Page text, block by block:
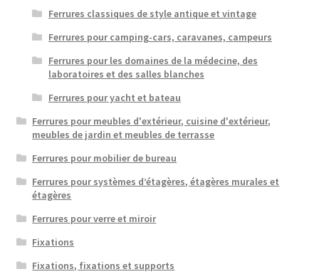
Ferrures classiques de style antique et vintage
Ferrures pour camping-cars, caravanes, campeurs
Ferrures pour les domaines de la médecine, des
laboratoires et des salles blanches
Ferrures pour yacht et bateau
Ferrures pour meubles d'extérieur, cuisine d'extérieur,
meubles de jardin et meubles de terrasse
Ferrures pour mobilier de bureau
Ferrures pour systèmes d’étagères, étagères murales et
étagères
Ferrures pour verre et miroir
Fixations
Fixations, fixations et supports